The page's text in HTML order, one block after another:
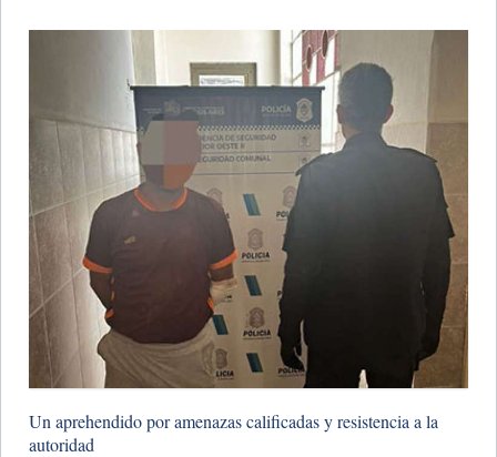
​Un aprehendido por amenazas calificadas y resistencia a la
autoridad